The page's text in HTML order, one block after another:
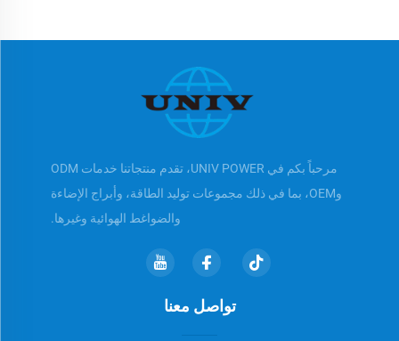
مرحباً بكم في UNIV POWER، تقدم منتجاتنا خدمات ODM
وOEM، بما في ذلك مجموعات توليد الطاقة، وأبراج الإضاءة
والضواغط الهوائية وغيرها.
تواصل معنا